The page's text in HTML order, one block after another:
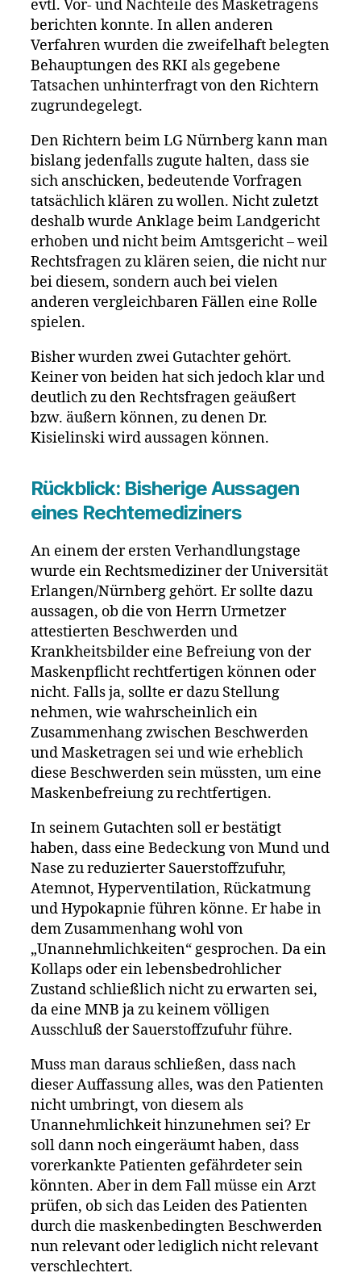
evtl. Vor- und Nachteile des Masketragens
berichten konnte. In allen anderen
Verfahren wurden die zweifelhaft belegten
Behauptungen des RKI als gegebene
Tatsachen unhinterfragt von den Richtern
zugrundegelegt.
Den Richtern beim LG Nürnberg kann man
bislang jedenfalls zugute halten, dass sie
sich anschicken, bedeutende Vorfragen
tatsächlich klären zu wollen. Nicht zuletzt
deshalb wurde Anklage beim Landgericht
erhoben und nicht beim Amtsgericht – weil
Rechtsfragen zu klären seien, die nicht nur
bei diesem, sondern auch bei vielen
anderen vergleichbaren Fällen eine Rolle
spielen.
Bisher wurden zwei Gutachter gehört.
Keiner von beiden hat sich jedoch klar und
deutlich zu den Rechtsfragen geäußert
bzw. äußern können, zu denen Dr.
Kisielinski wird aussagen können.
Rückblick: Bisherige Aussagen
eines Rechtemediziners
An einem der ersten Verhandlungstage
wurde ein Rechtsmediziner der Universität
Erlangen/Nürnberg gehört. Er sollte dazu
aussagen, ob die von Herrn Urmetzer
attestierten Beschwerden und
Krankheitsbilder eine Befreiung von der
Maskenpflicht rechtfertigen können oder
nicht. Falls ja, sollte er dazu Stellung
nehmen, wie wahrscheinlich ein
Zusammenhang zwischen Beschwerden
und Masketragen sei und wie erheblich
diese Beschwerden sein müssten, um eine
Maskenbefreiung zu rechtfertigen.
In seinem Gutachten soll er bestätigt
haben, dass eine Bedeckung von Mund und
Nase zu reduzierter Sauerstoffzufuhr,
Atemnot, Hyperventilation, Rückatmung
und Hypokapnie führen könne. Er habe in
dem Zusammenhang wohl von
„Unannehmlichkeiten“ gesprochen. Da ein
Kollaps oder ein lebensbedrohlicher
Zustand schließlich nicht zu erwarten sei,
da eine MNB ja zu keinem völligen
Ausschluß der Sauerstoffzufuhr führe.
Muss man daraus schließen, dass nach
dieser Auffassung alles, was den Patienten
nicht umbringt, von diesem als
Unannehmlichkeit hinzunehmen sei? Er
soll dann noch eingeräumt haben, dass
vorerkankte Patienten gefährdeter sein
könnten. Aber in dem Fall müsse ein Arzt
prüfen, ob sich das Leiden des Patienten
durch die maskenbedingten Beschwerden
nun relevant oder lediglich nicht relevant
verschlechtert.